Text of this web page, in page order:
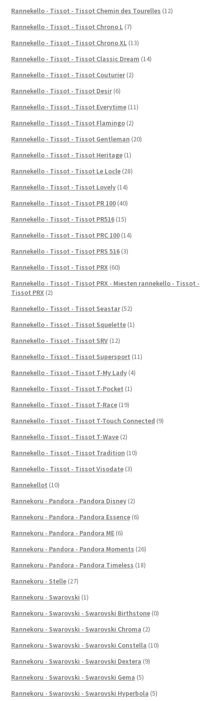
Rannekello - Tissot - Tissot Chemin des Tourelles (12)
Rannekello - Tissot - Tissot Chrono L (7)
Rannekello - Tissot - Tissot Chrono XL (13)
Rannekello - Tissot - Tissot Classic Dream (14)
Rannekello - Tissot - Tissot Couturier (2)
Rannekello - Tissot - Tissot Desir (6)
Rannekello - Tissot - Tissot Everytime (11)
Rannekello - Tissot - Tissot Flamingo (2)
Rannekello - Tissot - Tissot Gentleman (20)
Rannekello - Tissot - Tissot Heritage (1)
Rannekello - Tissot - Tissot Le Locle (28)
Rannekello - Tissot - Tissot Lovely (14)
Rannekello - Tissot - Tissot PR 100 (40)
Rannekello - Tissot - Tissot PR516 (15)
Rannekello - Tissot - Tissot PRC 100 (14)
Rannekello - Tissot - Tissot PRS 516 (3)
Rannekello - Tissot - Tissot PRX (60)
Rannekello - Tissot - Tissot PRX - Miesten rannekello - Tissot -
Tissot PRX (2)
Rannekello - Tissot - Tissot Seastar (52)
Rannekello - Tissot - Tissot Squelette (1)
Rannekello - Tissot - Tissot SRV (12)
Rannekello - Tissot - Tissot Supersport (11)
Rannekello - Tissot - Tissot T-My Lady (4)
Rannekello - Tissot - Tissot T-Pocket (1)
Rannekello - Tissot - Tissot T-Race (19)
Rannekello - Tissot - Tissot T-Touch Connected (9)
Rannekello - Tissot - Tissot T-Wave (2)
Rannekello - Tissot - Tissot Tradition (10)
Rannekello - Tissot - Tissot Visodate (3)
Rannekellot (10)
Rannekoru - Pandora - Pandora Disney (2)
Rannekoru - Pandora - Pandora Essence (6)
Rannekoru - Pandora - Pandora ME (6)
Rannekoru - Pandora - Pandora Moments (26)
Rannekoru - Pandora - Pandora Timeless (18)
Rannekoru - Stelle (27)
Rannekoru - Swarovski (1)
Rannekoru - Swarovski - Swarovski Birthstone (0)
Rannekoru - Swarovski - Swarovski Chroma (2)
Rannekoru - Swarovski - Swarovski Constella (10)
Rannekoru - Swarovski - Swarovski Dextera (9)
Rannekoru - Swarovski - Swarovski Gema (5)
Rannekoru - Swarovski - Swarovski Hyperbola (5)